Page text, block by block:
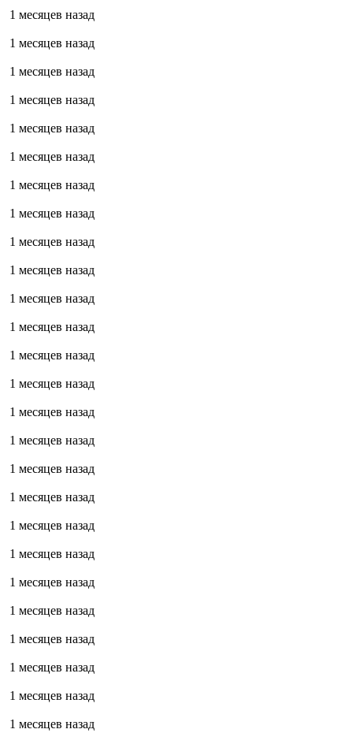
1 месяцев назад
1 месяцев назад
1 месяцев назад
1 месяцев назад
1 месяцев назад
1 месяцев назад
1 месяцев назад
1 месяцев назад
1 месяцев назад
1 месяцев назад
1 месяцев назад
1 месяцев назад
1 месяцев назад
1 месяцев назад
1 месяцев назад
1 месяцев назад
1 месяцев назад
1 месяцев назад
1 месяцев назад
1 месяцев назад
1 месяцев назад
1 месяцев назад
1 месяцев назад
1 месяцев назад
1 месяцев назад
1 месяцев назад